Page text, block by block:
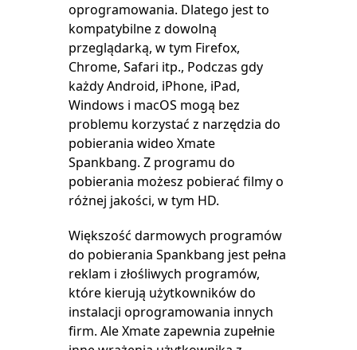
oprogramowania. Dlatego jest to
kompatybilne z dowolną
przeglądarką, w tym Firefox,
Chrome, Safari itp., Podczas gdy
każdy Android, iPhone, iPad,
Windows i macOS mogą bez
problemu korzystać z narzędzia do
pobierania wideo Xmate
Spankbang. Z programu do
pobierania możesz pobierać filmy o
różnej jakości, w tym HD.
Większość darmowych programów
do pobierania Spankbang jest pełna
reklam i złośliwych programów,
które kierują użytkowników do
instalacji oprogramowania innych
firm. Ale Xmate zapewnia zupełnie